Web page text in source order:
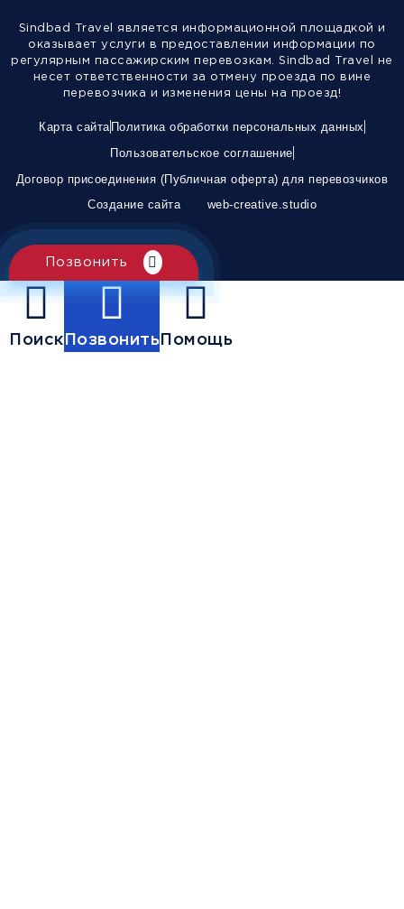
Sindbad Travel является информационной площадкой и
оказывает услуги в предоставлении информации по
регулярным пассажирским перевозкам. Sindbad Travel не
несет ответственности за отмену проезда по вине
перевозчика и изменения цены на проезд!
Карта сайта Политика обработки персональных данных
Пользовательское соглашение
Договор присоединения (Публичная оферта) для перевозчиков
Создание сайта
web-creative.studio
Позвонить
ПоискПозвонитьПомощь